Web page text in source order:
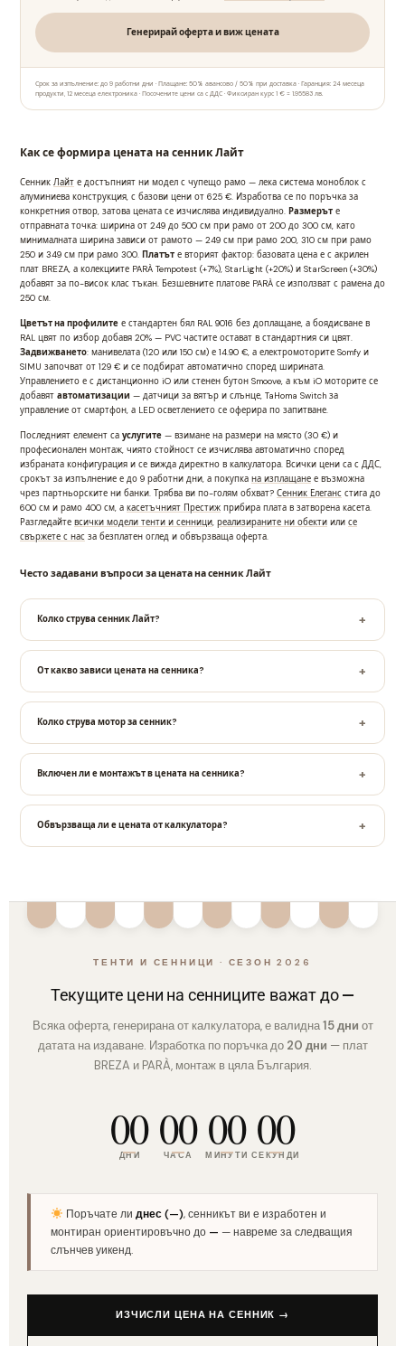
Генерирай оферта и виж цената
Срок за изпълнение: до 9 работни дни · Плащане: 50% авансово / 50% при доставка · Гаранция: 24 месеца
продукти, 12 месеца електроника · Посочените цени са с ДДС · Фиксиран курс 1 € = 1.95583 лв.
Как се формира цената на сенник Лайт
Сенник Лайт е достъпният ни модел с чупещо рамо — лека система моноблок с
алуминиева конструкция, с базови цени от 625 €. Изработва се по поръчка за
конкретния отвор, затова цената се изчислява индивидуално. Размерът е
отправната точка: ширина от 249 до 500 см при рамо от 200 до 300 см, като
минималната ширина зависи от рамото — 249 см при рамо 200, 310 см при рамо
250 и 349 см при рамо 300. Платът е вторият фактор: базовата цена е с акрилен
плат BREZA, а колекциите PARÀ Tempotest (+7%), StarLight (+20%) и StarScreen (+30%)
добавят за по-висок клас тъкан. Безшевните платове PARÀ се използват с рамена до
250 см.
Цветът на профилите е стандартен бял RAL 9016 без доплащане, а боядисване в
RAL цвят по избор добавя 20% — PVC частите остават в стандартния си цвят.
Задвижването: манивелата (120 или 150 см) е 14.90 €, а електромоторите Somfy и
SIMU започват от 129 € и се подбират автоматично според ширината.
Управлението е с дистанционно iO или стенен бутон Smoove, а към iO моторите се
добавят автоматизации — датчици за вятър и слънце, TaHoma Switch за
управление от смартфон, а LED осветлението се оферира по запитване.
Последният елемент са услугите — взимане на размери на място (30 €) и
професионален монтаж, чиято стойност се изчислява автоматично според
избраната конфигурация и се вижда директно в калкулатора. Всички цени са с ДДС,
срокът за изпълнение е до 9 работни дни, а покупка на изплащане е възможна
чрез партньорските ни банки. Трябва ви по-голям обхват? Сенник Елеганс стига до
600 см и рамо 400 см, а касетъчният Престиж прибира плата в затворена касета.
Разгледайте всички модели тенти и сенници, реализираните ни обекти или се
свържете с нас за безплатен оглед и обвързваща оферта.
Често задавани въпроси за цената на сенник Лайт
Колко струва сенник Лайт?
От какво зависи цената на сенника?
Колко струва мотор за сенник?
Включен ли е монтажът в цената на сенника?
Обвързваща ли е цената от калкулатора?
ТЕНТИ И СЕННИЦИ · СЕЗОН 2026
Текущите цени на сенниците важат до—
Всяка оферта, генерирана от калкулатора, е валидна15 дни от
датата на издаване. Изработка по поръчка до 20 дни — плат
BREZA и PARÀ, монтаж в цяла България.
00
ДНИ 00
ЧАСА 00
МИНУТИ 00
СЕКУНДИ
Поръчате ли днес (—), сенникът ви е изработен и
монтиран ориентировъчно до — — навреме за следващия
слънчев уикенд.
ИЗЧИСЛИ ЦЕНА НА СЕННИК →